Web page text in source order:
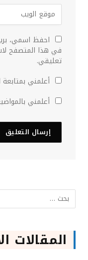
احفظ اسمي،
في هذا المتصفح
تعليقي.
أعلمني بمتابعة
أعلمني
المقالات